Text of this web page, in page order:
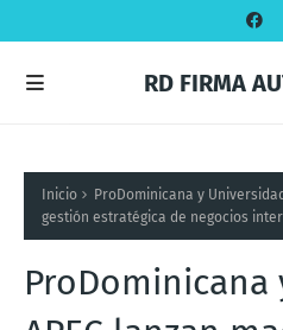
RD FIRMA
Inicio
ProDominicana y
gestión estratégica de negocios